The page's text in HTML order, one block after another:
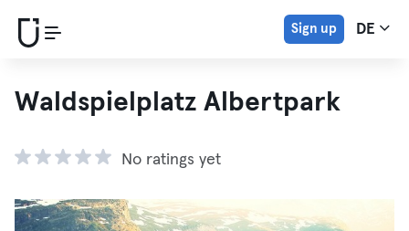
Sign up DE
Waldspielplatz Albertpark
No ratings yet